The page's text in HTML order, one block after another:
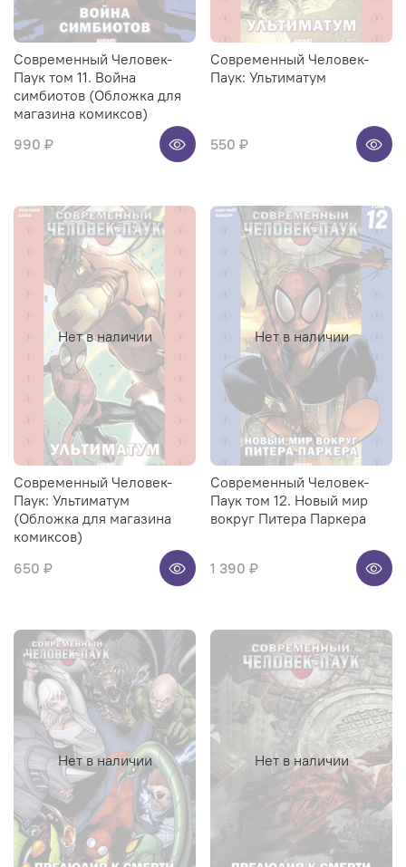
Современный Человек-
Паук том 11. Война
симбиотов (Обложка для
магазина комиксов)
990 ₽
Современный Человек-
Паук: Ультиматум
550 ₽
Нет в наличии
Современный Человек-
Паук: Ультиматум
(Обложка для магазина
комиксов)
650 ₽
Нет в наличии
Современный Человек-
Паук том 12. Новый мир
вокруг Питера Паркера
1 390 ₽
Нет в наличии Нет в наличии